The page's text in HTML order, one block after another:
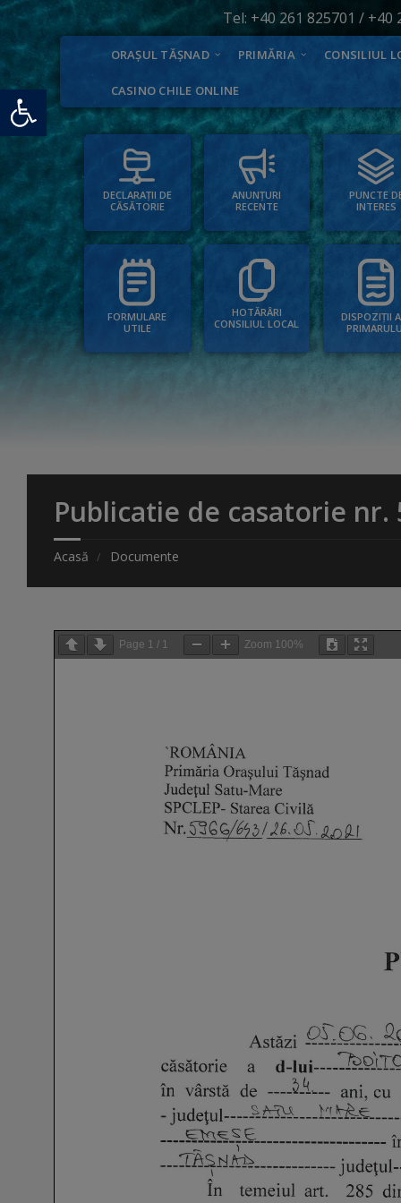
Deschide bara de unelte
Tel: +40 261 825701 / +40
ORAȘUL TĂȘNAD PRIMĂRIA CONSILIUL
CASINO CHILE ONLINE
DECLARAȚII DE
CĂSĂTORIE
ANUNȚURI
RECENTE
PUNCTE
INTERES
FORMULARE
UTILE
HOTĂRÂRI
CONSILIUL LOCAL
DISPOZIȚII
Publicatie de casatorie nr.
Acasă Documente
Page 1 / 1 Zoom 100%